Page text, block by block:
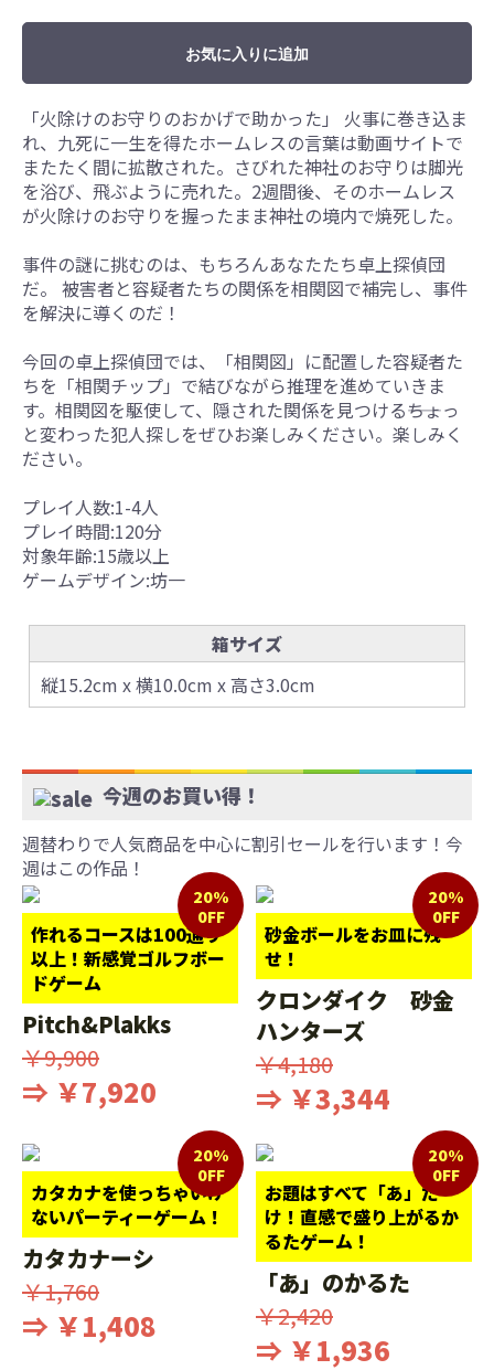
お気に入りに追加
「火除けのお守りのおかげで助かった」 火事に巻き込ま
れ、九死に一生を得たホームレスの言葉は動画サイトで
またたく間に拡散された。さびれた神社のお守りは脚光
を浴び、飛ぶように売れた。2週間後、そのホームレス
が火除けのお守りを握ったまま神社の境内で焼死した。
事件の謎に挑むのは、もちろんあなたたち卓上探偵団
だ。 被害者と容疑者たちの関係を相関図で補完し、事件
を解決に導くのだ！
今回の卓上探偵団では、「相関図」に配置した容疑者た
ちを「相関チップ」で結びながら推理を進めていきま
す。相関図を駆使して、隠された関係を見つける――ちょっ
と変わった犯人探しをぜひお楽しみください。楽しみく
ださい。
プレイ人数:1-4人
プレイ時間:120分
対象年齢:15歳以上
ゲームデザイン:坊一
箱サイズ
縦15.2cm x 横10.0cm x 高さ3.0cm
今週のお買い得！
週替わりで人気商品を中心に割引セールを行います！今
週はこの作品！
作れるコースは100通り
以上！新感覚ゴルフボー
ドゲーム
20%
0FF
Pitch&Plakks
￥9,900
⇒ ￥7,920
砂金ボールをお皿に残
せ！
20%
0FF
クロンダイク 砂金
ハンターズ
￥4,180
⇒ ￥3,344
カタカナを使っちゃいけ
ないパーティーゲーム！
20%
0FF
カタカナーシ
￥1,760
⇒ ￥1,408
お題はすべて「あ」だ
け！直感で盛り上がるか
るたゲーム！
20%
0FF
「あ」のかるた
￥2,420
⇒ ￥1,936